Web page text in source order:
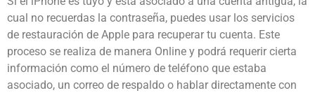
cual no recuerdas la contraseña, puedes usar los servicios
de restauración de Apple para recuperar tu cuenta. Este
proceso se realiza de manera Online y podrá requerir cierta
información como el número de teléfono que estaba
asociado, un correo de respaldo o hablar directamente con